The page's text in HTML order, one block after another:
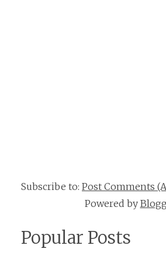
Subscribe to: Post Comments
Powered by
Popular Posts